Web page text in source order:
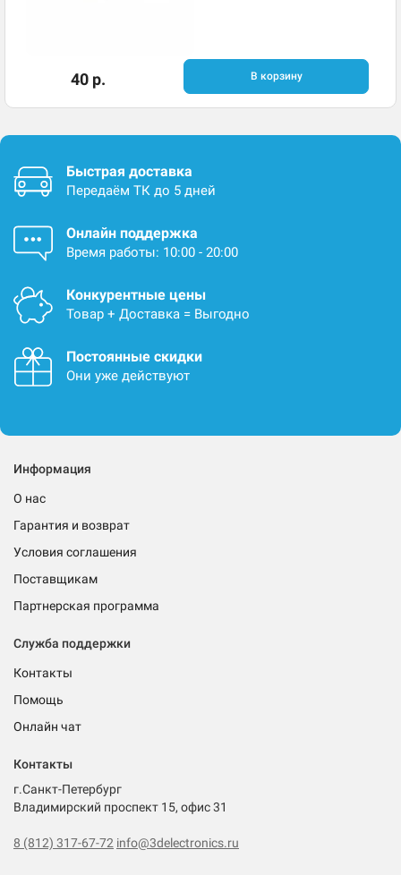
40 р. В корзину
Быстрая доставка
Передаём ТК до 5 дней
Онлайн поддержка
Время работы: 10:00 - 20:00
Конкурентные цены
Товар + Доставка = Выгодно
Постоянные скидки
Они уже действуют
Информация
О нас
Гарантия и возврат
Условия соглашения
Поставщикам
Партнерская программа
Служба поддержки
Контакты
Помощь
Онлайн чат
Контакты
г.Санкт-Петербург
Владимирский проспект 15, офис 31
8 (812) 317-67-72 info@3delectronics.ru